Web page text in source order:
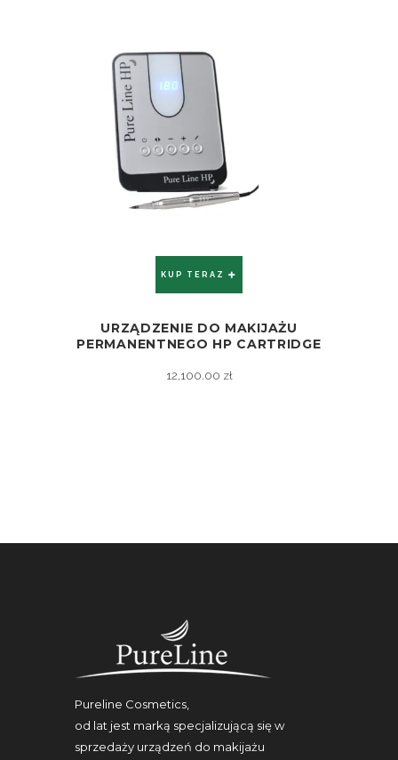
ZOBACZ
KUP TERAZ
URZĄDZENIE DO MAKIJAŻU
PERMANENTNEGO HP CARTRIDGE
12,100.00 zł
Pureline Cosmetics,
od lat jest marką specjalizującą się w
sprzedaży urządzeń do makijażu